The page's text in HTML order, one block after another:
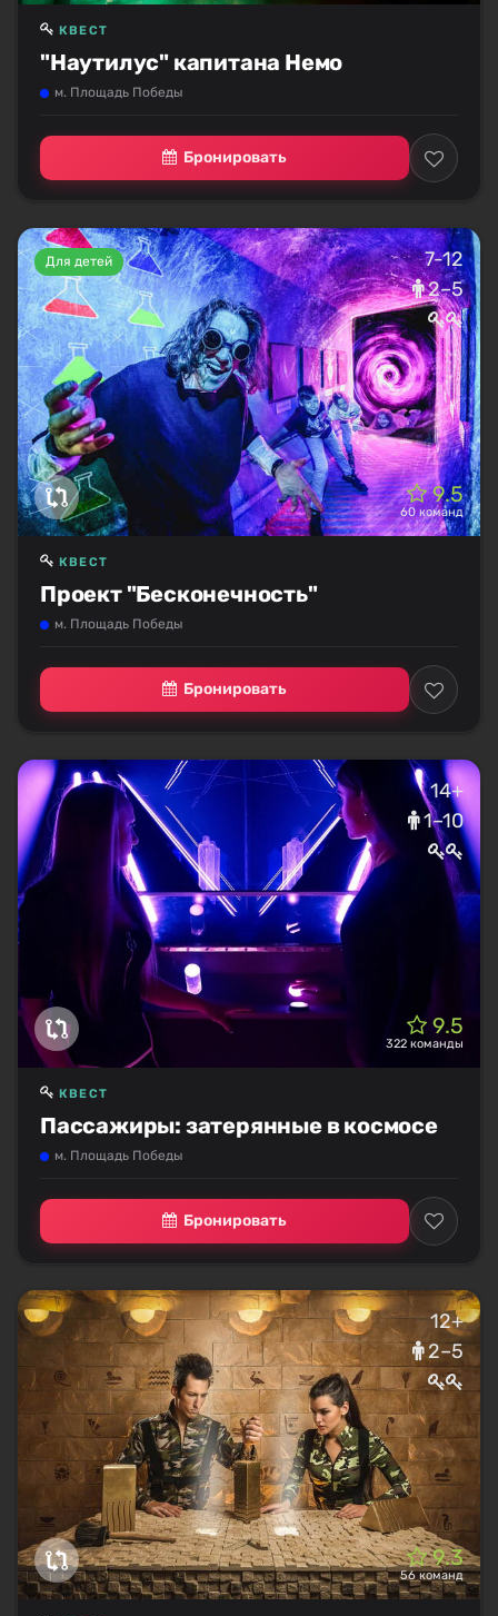
"Наутилус" капитана Немо
КВЕСТ
м. Площадь Победы
Бронировать
Для детей
7-12
2–5
9.5
60 команд
Проект "Бесконечность"
КВЕСТ
м. Площадь Победы
Бронировать
14+
1–10
9.5
322 команды
Пассажиры: затерянные в космосе
КВЕСТ
м. Площадь Победы
Бронировать
12+
2–5
9.3
56 команд